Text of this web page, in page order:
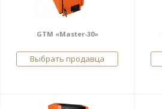
GTM «Master-30»
Выбрать продавца